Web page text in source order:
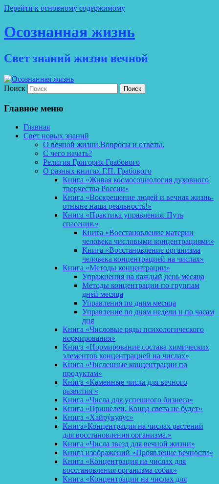
Перейти к основному содержимому
Осознанная жизнь
Свет знаний жизни вечной
Поиск
Главное меню
Главная
Свет новых знаний
О вечной жизни.Вопросы и ответы.
С чего начать?
Религия Григория Грабового
О разных книгах Г.П. Грабового
Книга «Живая космосоциология духовного
творчества России»
Книга «Воскрешение людей и вечная жизнь-
отныне наша реальность!»
Книга «Практика управления. Путь
спасения.»
Книга «Восстановление материи
человека числовыми концентрациями»
Книга «Восстановление организма
человека концентрацией на числах»
Книга «Методы концентрации»
Упражнения на каждый день месяца
Методы концентрации по группам
дней месяца
Управления по дням месяца
Управление по дням недели и по часам
дня
Книга «Числовые ряды психологического
нормирования»
Книга «Нормирование состава химических
элементов концентрацией на числах»
Книга «Численные концентрации по
продуктам»
Книга «Каменные числа для вечного
развития «
Книга «Числа для успешного бизнеса»
Книга «Пришелец. Конца света не будет»
Книга «Хайрýкулус»
Книга»Концентрация на числах растений
для восстановления организма.»
Книга «Числа звезд для вечной жизни»
Книга изображений «Проявление вечности»
Книга «Концентрация на числах для
восстановления организма собак»
Книга «Концентрации на числах для